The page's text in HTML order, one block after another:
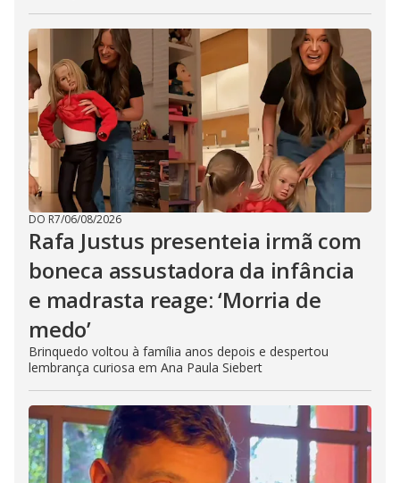
DO R7/06/08/2026
Rafa Justus presenteia irmã com
boneca assustadora da infância
e madrasta reage: ‘Morria de
medo’
Brinquedo voltou à família anos depois e despertou
lembrança curiosa em Ana Paula Siebert